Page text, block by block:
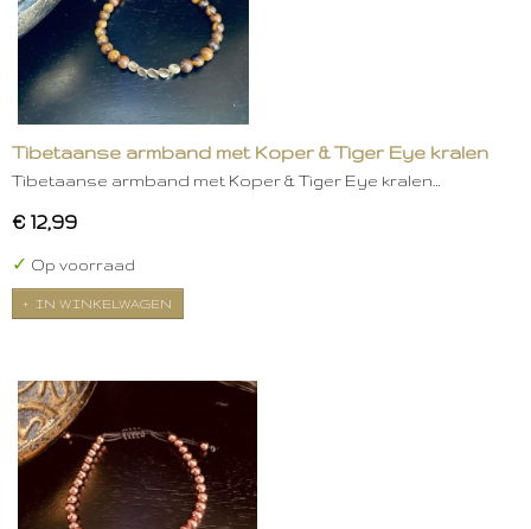
Tibetaanse armband met Koper & Tiger Eye kralen
Tibetaanse armband met Koper & Tiger Eye kralen…
€ 12,99
✓ Op voorraad
IN WINKELWAGEN